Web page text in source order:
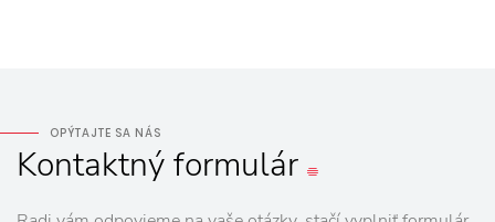
OPÝTAJTE SA NÁS
Kontaktnýformulár